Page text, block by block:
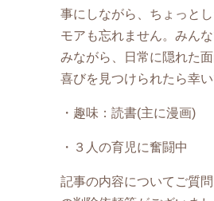
事にしながら、ちょっと
モアも忘れません。みん
みながら、日常に隠れた
喜びを見つけられたら幸い
・趣味：読書(主に漫画)
・３人の育児に奮闘中
記事の内容についてご質